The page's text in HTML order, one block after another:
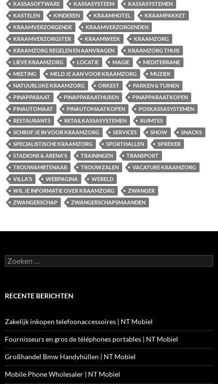
KASSASOFTWARE
KASSASYSTEEM
KASSASYSTEMEN
KASTELEN
KINDEREN KRAAMHOTEL
KRAAMPAKKET
KRAAMVERZORGENDE
KRAAMVERZORGENDEN
KRAAMVERZORGSTER
KRAAMWEEK
KRAAMZORG
KRAAMZORG REGELEN EN AANVRAGEN
KRAAMZORG THUIS
LIEVE KRAAMZORG
LOCATIE MAGIE
MEDITERRANE
MEETING
MELD JE AAN VOOR KRAAMZORG
MUZIEK
NATUURLIJKE KRAAMZORG
ORKEST
PARKEN & TUINEN
PINAPPARAAT
PINAPPARAATHUREN
PINAPPARAATKOPEN
PINAUTOMAAT
PINAUTOMAATKOPEN
POSKASSASYSTEMEN
RESTAURANTS
RETAILKASSASYSTEMEN
RUIMTES
SCHRIJF JE IN VOOR KRAAMZORG
SERVICES SHOW
SNACKS
SPECIALISTISCHE KRAAMZORG
SPORTHALLEN
SPREKER
STADIONS & ARENA'S
TRAININGEN
TRANSPORT
TROUWAMBTENAAR
TROUWZALEN
VACATURE KRAAMZORG
VILLA'S
WEBPAGINA
WERELD
WIL JE INFORMATIE OVER KRAAMZORG
ZWANGER
ZWANGERSCHAP
ZWANGERSCHAPSMAANDEN
Zoeken
naar:
RECENTE BERICHTEN
Zakelijk inkopen telefoonaccessoires | NT Mobiel
Fournisseurs en gros de téléphones portables | NT Mobiel
Großhandel Bmw Handyhüllen | NT Mobiel
Mobile Phone Wholesaler | NT Mobiel